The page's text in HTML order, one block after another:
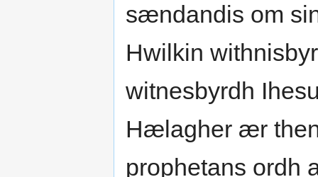
sændandis om
Hwilkin
witnesbyrdh
Hælagher ær
prophetans ordh